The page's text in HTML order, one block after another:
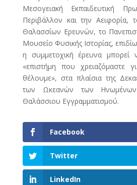
Μεσογειακή Εκπαιδευτική
Περιβάλλον και την Αειφορία,
Θαλασσίων Ερευνών, το
Μουσείο Φυσικής Ιστορίας,
η συμμετοχική έρευνα μπορεί
«επιστήμη που χρειαζόμαστε
θέλουμε», στα πλαίσια της
των Ωκεανών των
Θαλάσσιου Εγγραμματισμού.
Facebook
Twitter
LinkedIn